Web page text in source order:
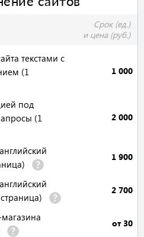
Срок (ед.)
и цена (руб.)
текстами с
(1
1 000
под
(1
2 000
1 900
2 700
от 30